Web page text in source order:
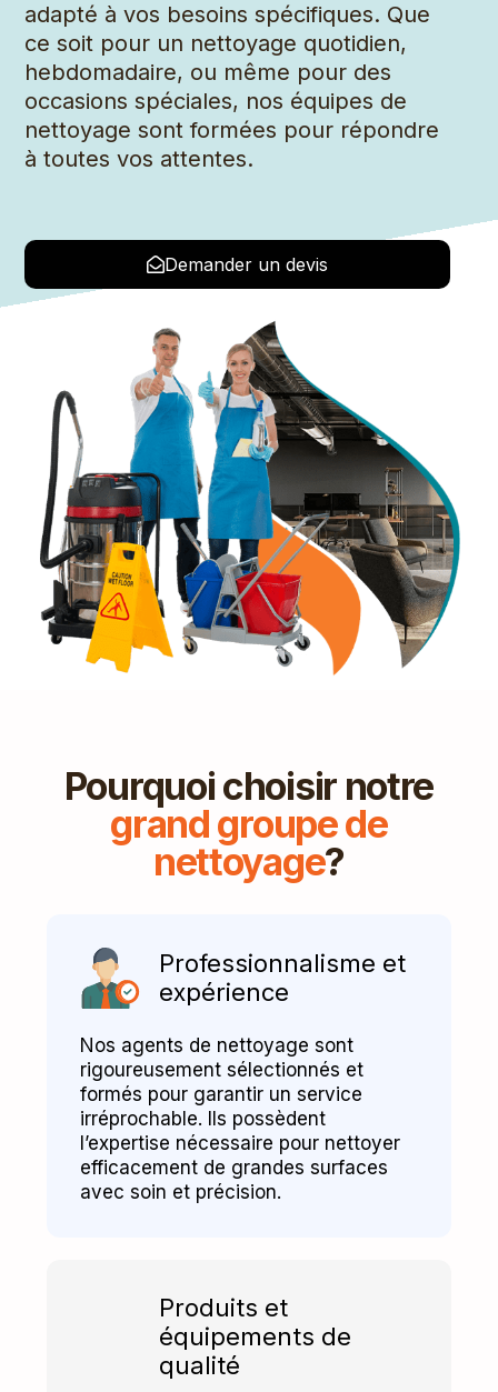
adapté à vos besoins spécifiques. Que
ce soit pour un nettoyage quotidien,
hebdomadaire, ou même pour des
occasions spéciales, nos équipes de
nettoyage sont formées pour répondre
à toutes vos attentes.
Demander un devis
Pourquoi choisir notre
grand groupe de
nettoyage?
Professionnalisme et
expérience
Nos agents de nettoyage sont
rigoureusement sélectionnés et
formés pour garantir un service
irréprochable. Ils possèdent
l’expertise nécessaire pour nettoyer
efficacement de grandes surfaces
avec soin et précision.
Produits et
équipements de
qualité